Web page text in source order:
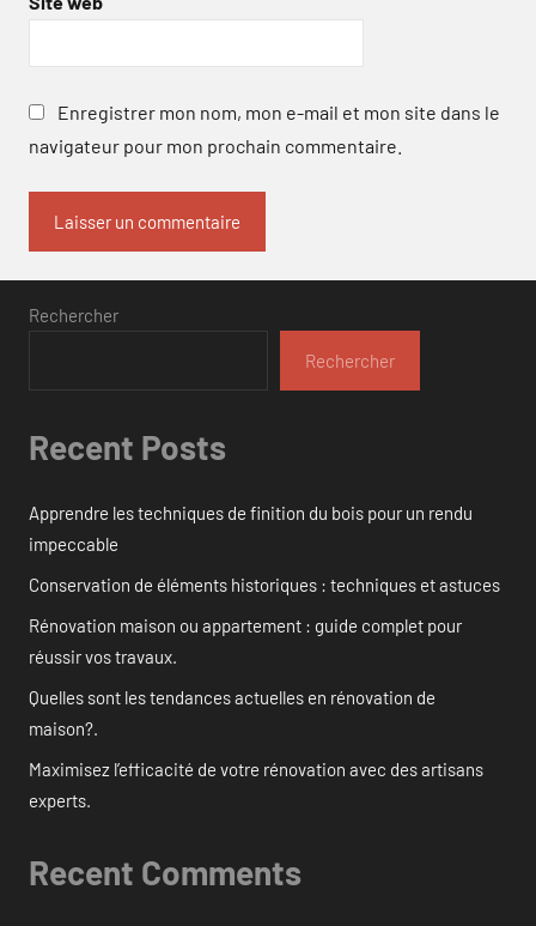
Enregistrer mon nom, mon e-mail et mon site dans le
navigateur pour mon prochain commentaire.
Rechercher
Rechercher
Recent Posts
Apprendre les techniques de finition du bois pour un rendu
impeccable
Conservation de éléments historiques : techniques et astuces
Rénovation maison ou appartement : guide complet pour
réussir vos travaux.
Quelles sont les tendances actuelles en rénovation de
maison?.
Maximisez l’efficacité de votre rénovation avec des artisans
experts.
Recent Comments